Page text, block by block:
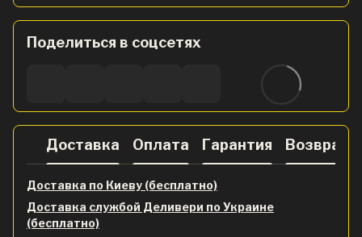
Поделиться в соцсетях
Доставка Оплата Гарантия Возврат
Доставка по Киеву (бесплатно)
Доставка службой Деливери по Украине
(бесплатно)